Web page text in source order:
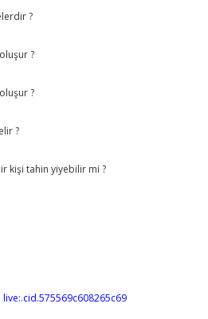
?
?
?
?
kişi tahin yiyebilir mi ?
live:.cid.575569c608265c69